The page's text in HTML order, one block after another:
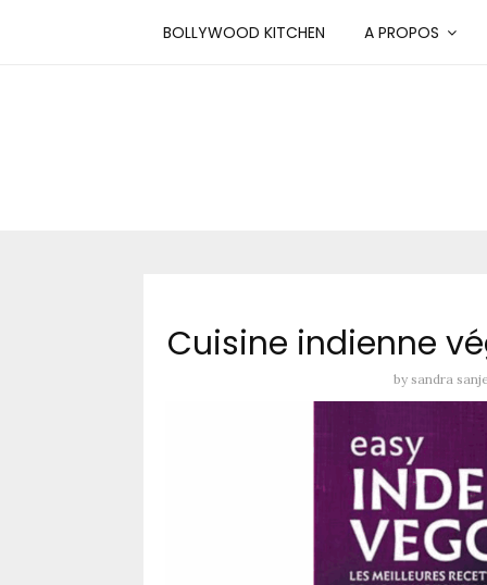
BOLLYWOOD KITCHEN A PROPOS
Cuisine indienne
by sandra